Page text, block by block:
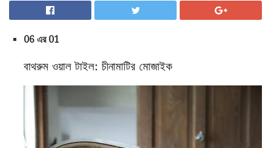
06 এর 01
বাথরুম ওয়াল টাইল: চীনামাটির মোজাইক